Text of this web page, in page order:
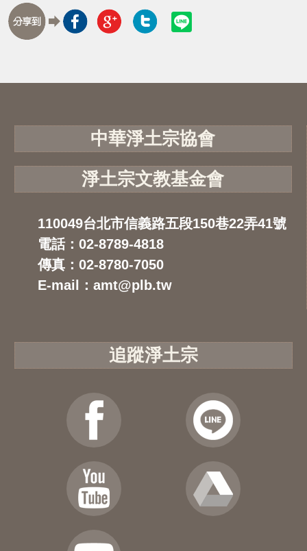
中華淨土宗協會
淨土宗文教基金會
110049台北市信義路五段150巷22弄41號
電話：02-8789-4818
傳真：02-8780-7050
E-mail：amt@plb.tw
追蹤淨土宗